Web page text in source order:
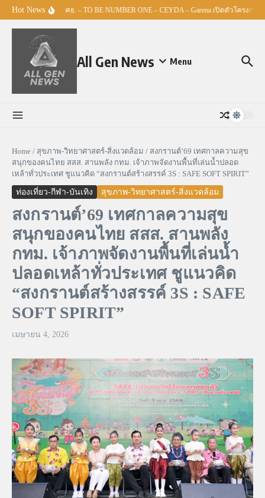
Skip to content
Hot News ศธ. – TO BE NUMBER ONE – CEYDA – Garena เปิดตัวโครงกา
All Gen News Menu
Home / สุขภาพ-วิทยาศาสตร์-สิ่งแวดล้อม / สงกรานต์’69 เทศกาลความสุข
สนุกของคนไทย สสส. สานพลัง กทม. เจ้าภาพจัดงานพื้นที่เล่นน้ำปลอด
เหล้าทั่วประเทศ ชูแนวคิด “สงกรานต์สร้างสรรค์ 3S : SAFE SOFT SPIRIT”
ท่องเที่ยว-กีฬา-บันเทิง สุขภาพ-วิทยาศาสตร์-สิ่งแวดล้อม
สงกรานต์’69 เทศกาลความสุข
สนุกของคนไทย สสส. สานพลัง
กทม. เจ้าภาพจัดงานพื้นที่เล่นน้ำ
ปลอดเหล้าทั่วประเทศ ชูแนวคิด
“สงกรานต์สร้างสรรค์ 3S : SAFE
SOFT SPIRIT”
เมษายน 4, 2026